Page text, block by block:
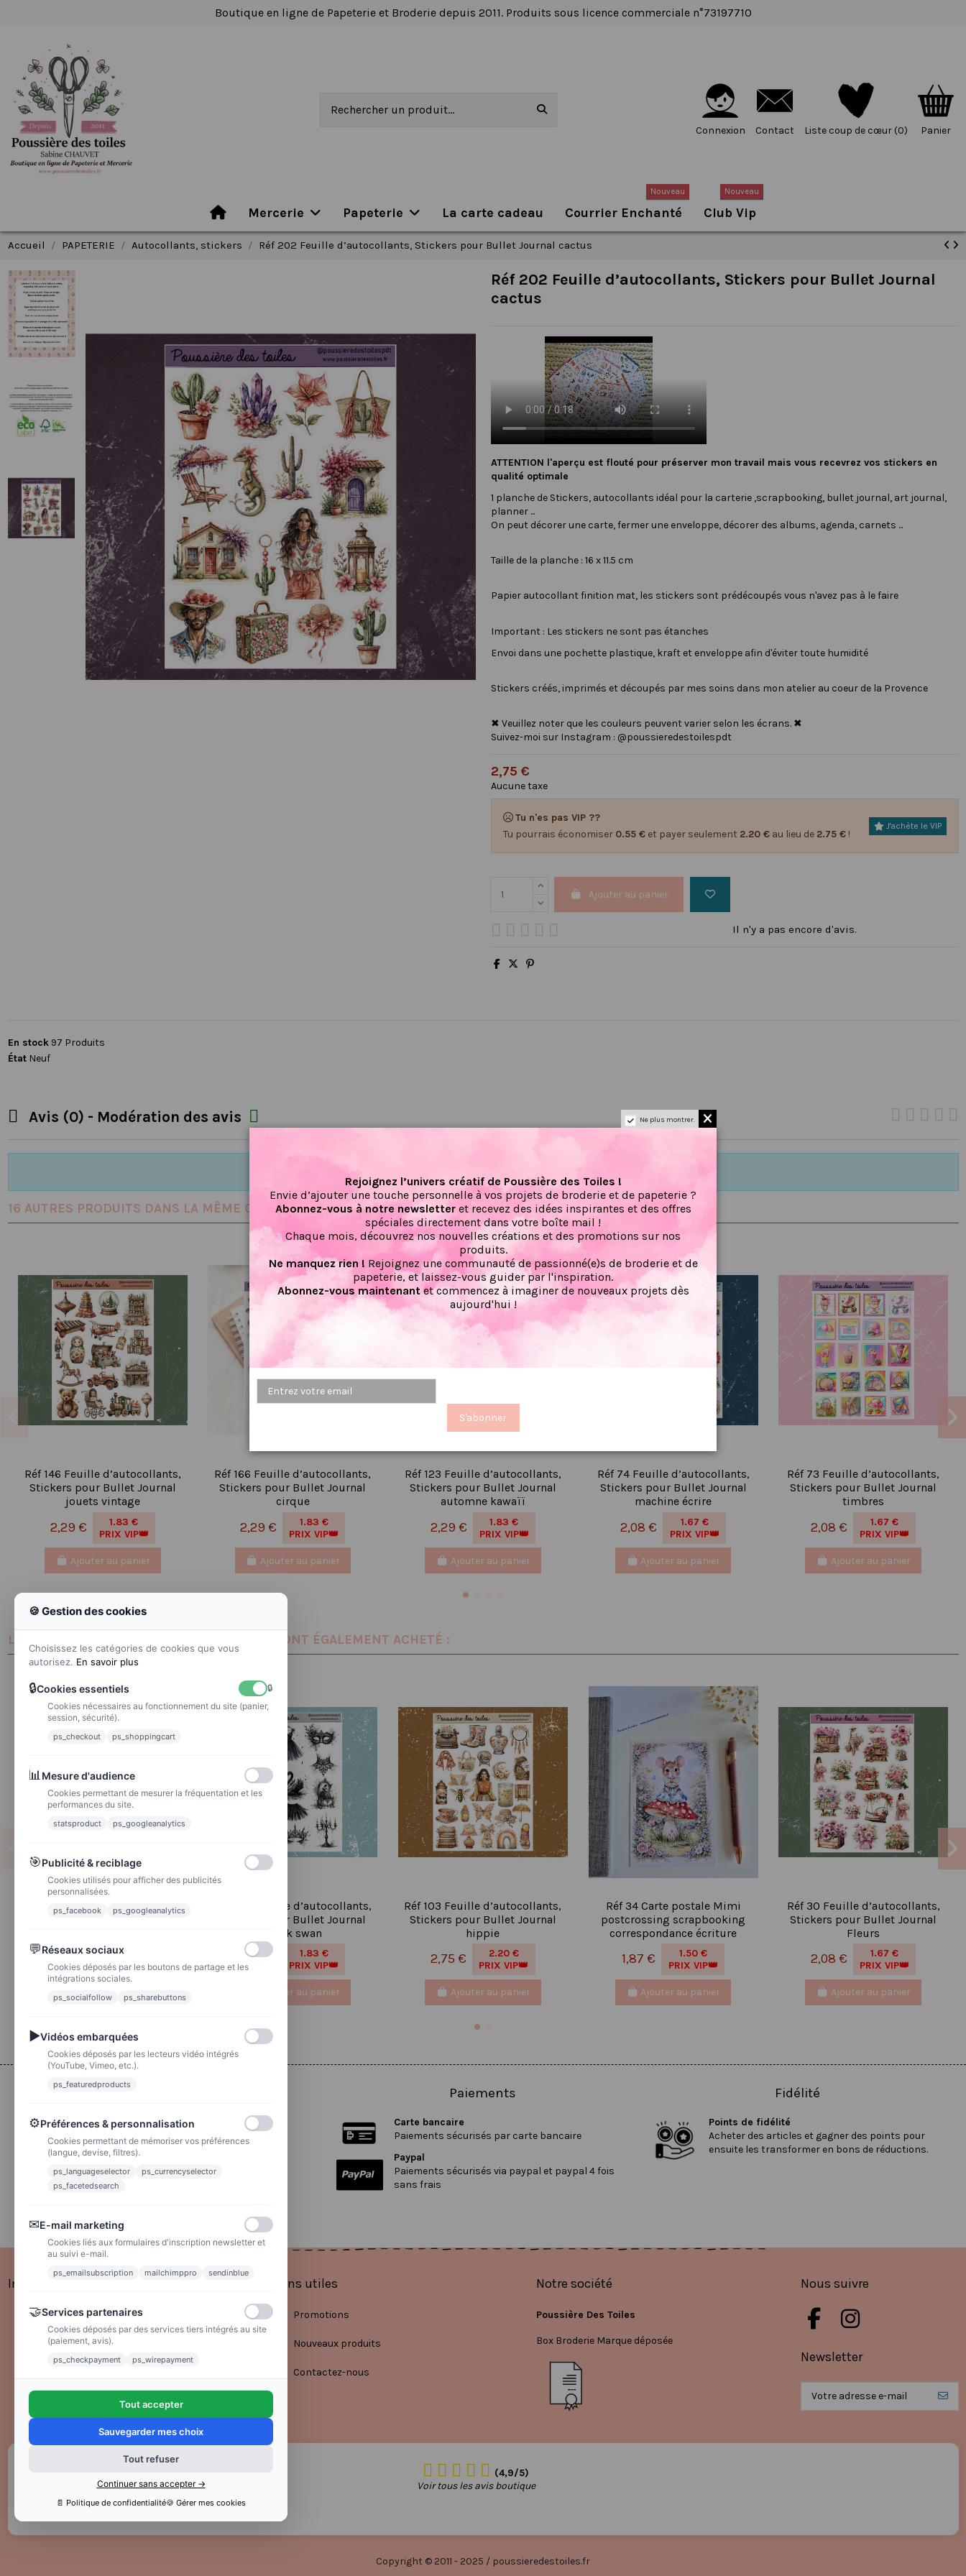
Boutique en ligne de Papeterie et Broderie depuis 2011. Produits sous licence commerciale n°73197710
Connexion Contact Liste coup de cœur (0) Panier
Mercerie Papeterie La carte cadeau Courrier Enchanté
Nouveau
Club Vip
Nouveau
Accueil PAPETERIE Autocollants, stickers Réf 202 Feuille d’autocollants, Stickers pour Bullet Journal cactus
Réf 202 Feuille d’autocollants, Stickers pour Bullet Journal
cactus
ATTENTION l'aperçu est flouté pour préserver mon travail mais vous recevrez vos stickers en
qualité optimale
1 planche de Stickers, autocollants idéal pour la carterie ,scrapbooking, bullet journal, art journal,
planner ...
On peut décorer une carte, fermer une enveloppe, décorer des albums, agenda, carnets ...
Taille de la planche : 16 x 11.5 cm
Papier autocollant finition mat, les stickers sont prédécoupés vous n'avez pas à le faire
Important : Les stickers ne sont pas étanches
Envoi dans une pochette plastique, kraft et enveloppe afin d'éviter toute humidité
Stickers créés, imprimés et découpés par mes soins dans mon atelier au coeur de la Provence
✖ Veuillez noter que les couleurs peuvent varier selon les écrans. ✖
Suivez-moi sur Instagram : @poussieredestoilespdt
2,75 €
Aucune taxe
Tu n'es pas VIP ??
Tu pourrais économiser 0.55 €et payer seulement 2.20 €au lieu de 2.75 €!
J'achète le VIP
Ajouter au panier
Il n'y a pas encore d'avis.
En stock 97 Produits
État Neuf
 Avis (0) - Modération des avis 
16 AUTRES PRODUITS DANS LA MÊME CATÉGORIE :
Réf 146 Feuille d’autocollants,
Stickers pour Bullet Journal
jouets vintage
2,29 €
1.83 €
PRIX VIP👑
Ajouter au panier
Réf 166 Feuille d’autocollants,
Stickers pour Bullet Journal
cirque
2,29 €
1.83 €
PRIX VIP👑
Ajouter au panier
Réf 123 Feuille d’autocollants,
Stickers pour Bullet Journal
automne kawaïï
2,29 €
1.83 €
PRIX VIP👑
Ajouter au panier
Réf 74 Feuille d’autocollants,
Stickers pour Bullet Journal
machine écrire
2,08 €
1.67 €
PRIX VIP👑
Ajouter au panier
Réf 73 Feuille d’autocollants,
Stickers pour Bullet Journal
timbres
2,08 €
1.67 €
PRIX VIP👑
Ajouter au panier
LES CLIENTS QUI ONT ACHETÉ CE PRODUIT ONT ÉGALEMENT ACHETÉ :
Réf 211 Feuille d’autocollants,
Stickers pour Bullet Journal la
2,75 €
2.20 €
PRIX VIP👑
Ajouter au panier
Réf 148 Feuille d’autocollants,
Stickers pour Bullet Journal
black swan
2,29 €
1.83 €
PRIX VIP👑
Ajouter au panier
Réf 103 Feuille d’autocollants,
Stickers pour Bullet Journal
hippie
2,75 €
2.20 €
PRIX VIP👑
Ajouter au panier
Réf 34 Carte postale Mimi
postcrossing scrapbooking
correspondance écriture
1,87 €
1.50 €
PRIX VIP👑
Ajouter au panier
Réf 30 Feuille d’autocollants,
Stickers pour Bullet Journal
Fleurs
2,08 €
1.67 €
PRIX VIP👑
Ajouter au panier
Colissimo
Livraison colis en 48h
La poste
Lettre suivie 72h
Paiements
Carte bancaire
Paiements sécurisés par carte bancaire
Paypal
Paiements sécurisés via paypal et paypal 4 fois
sans frais
Fidélité
Points de fidélité
Acheter des articles et gagner des points pour
ensuite les transformer en bons de réductions.
Informations
Mentions légales
Conditions générales de vente
Liens utiles
Promotions
Nouveaux produits
Contactez-nous
Notre société
Poussière Des Toiles
Box Broderie Marque déposée
Nous suivre
Newsletter
(4,9/5)
Voir tous les avis boutique
Copyright © 2011 - 2025 / poussieredestoiles.fr
Ne plus montrer.
Rejoignez l’univers créatif de Poussière des Toiles !
Envie d’ajouter une touche personnelle à vos projets de broderie et de papeterie ?
Abonnez-vous à notre newsletteret recevez des idées inspirantes et des offres
spéciales directement dans votre boîte mail !
Chaque mois, découvrez nos nouvelles créations et des promotions sur nos
produits.
Ne manquez rien ! Rejoignez une communauté de passionné(e)s de broderie et de
papeterie, et laissez-vous guider par l'inspiration.
Abonnez-vous maintenantet commencez à imaginer de nouveaux projets dès
aujourd'hui !
S'abonner
🍪 Gestion des cookies
Choisissez les catégories de cookies que vous
autorisez. En savoir plus
🔒Cookies essentiels
🔒
Cookies nécessaires au fonctionnement du site (panier,
session, sécurité).
ps_checkout ps_shoppingcart
📊 Mesure d'audience
Cookies permettant de mesurer la fréquentation et les
performances du site.
statsproduct ps_googleanalytics
🎯Publicité & reciblage
Cookies utilisés pour afficher des publicités
personnalisées.
ps_facebook ps_googleanalytics
💬Réseaux sociaux
Cookies déposés par les boutons de partage et les
intégrations sociales.
ps_socialfollow ps_sharebuttons
▶Vidéos embarquées
Cookies déposés par les lecteurs vidéo intégrés
(YouTube, Vimeo, etc.).
ps_featuredproducts
⚙Préférences & personnalisation
Cookies permettant de mémoriser vos préférences
(langue, devise, filtres).
ps_languageselector
ps_currencyselector
ps_facetedsearch
✉E-mail marketing
Cookies liés aux formulaires d'inscription newsletter et
au suivi e-mail.
ps_emailsubscription mailchimppro sendinblue
🤝Services partenaires
Cookies déposés par des services tiers intégrés au site
(paiement, avis).
ps_checkpayment ps_wirepayment
Tout accepter
Sauvegarder mes choix
Tout refuser
Continuer sans accepter →
📄 Politique de confidentialité🍪 Gérer mes cookies